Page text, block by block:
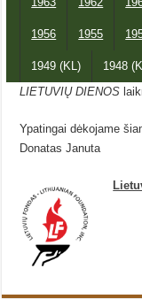
1956 1955
1949 (KL) 1948
LIETUVIŲ DIENOS
Ypatingai dėkojame
Donatas Januta